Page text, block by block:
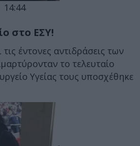
14:44
στο ΕΣΥ!
έντονες αντιδράσεις των
το τελευταίο
Υγείας τους υποσχέθηκε